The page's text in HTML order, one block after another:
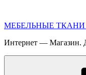
содержимому
МЕБЕЛЬНЫЕ
Интернет — Магазин.